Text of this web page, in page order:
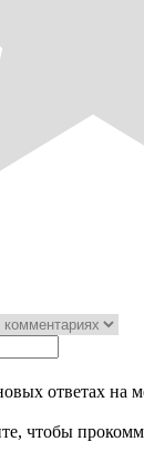
ответах на
чтобы